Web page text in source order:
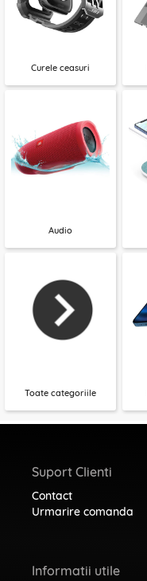
Curele ceasuri
Audio
Toate categoriile
Suport Clienti
Contact
Urmarire comanda
Informatii utile